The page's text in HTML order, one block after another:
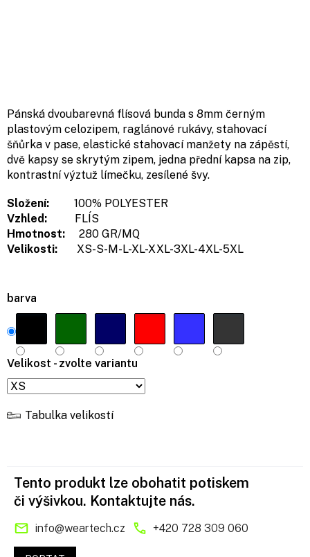
barva
Velikost - zvolte variantu
Tabulka velikostí
Pánská dvoubarevná flísová bunda s 8mm černým
plastovým celozipem, raglánové rukávy, stahovací
šňůrka v pase, elastické stahovací manžety na zápěstí,
dvě kapsy se skrytým zipem, jedna přední kapsa na zip,
kontrastní výztuž límečku, zesílené švy.
Složení:
100% POLYESTER
Vzhled:
FLÍS
Hmotnost:
280 GR/MQ
Velikosti:
XS-S-M-L-XL-XXL-3XL-4XL-5XL
Tento produkt lze obohatit potiskem
či výšivkou. Kontaktujte nás.
info@weartech.cz +420 728 309 060